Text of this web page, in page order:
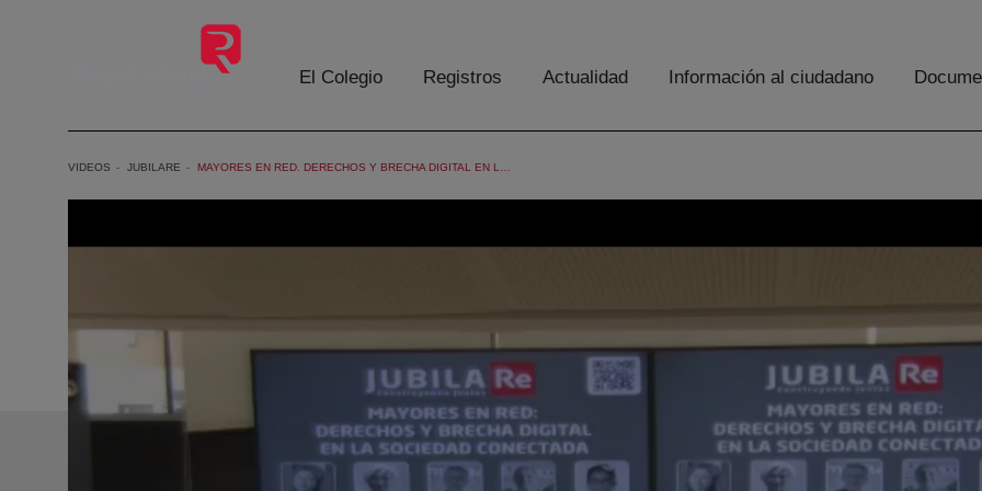
Saltar al contenido principal
El Colegio Registros Actualidad Información al ciudadano
VIDEOS JUBILARE MAYORES EN RED. DERECHOS Y BRECHA DIGITAL EN LA SOCIEDAD CONECTADA